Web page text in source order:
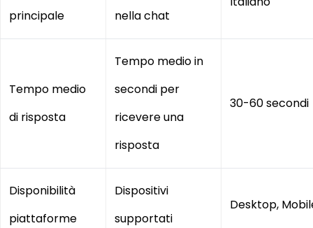
principale
nella chat
Tempo medio
di risposta
Tempo medio in
secondi per
ricevere una
risposta
30-60 secondi
Disponibilità
piattaforme
Dispositivi
supportati
Desktop,